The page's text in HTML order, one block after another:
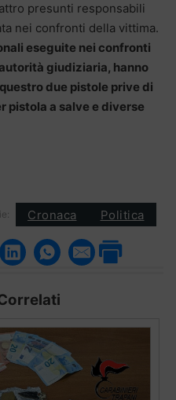
presunti responsabili
nei confronti della vittima.
eseguite nei confronti
giudiziaria, hanno
due pistole prive di
pistola a salve e diverse
Cronaca Politica